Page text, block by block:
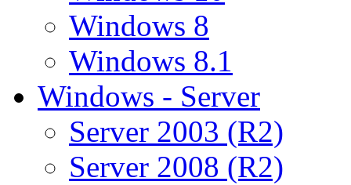
Windows 8
Windows 8.1
Windows - Server
Server 2003 (R2)
Server 2008 (R2)